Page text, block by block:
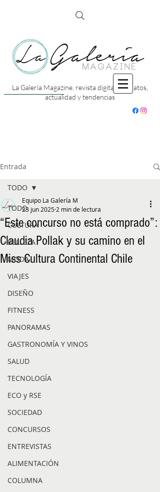
La Galería Magazine, revista digital con datos,
actualidad y tendencias
Entrada
TODO
CULTURA
BELLEZA
MODA
VIAJES
DISEÑO
FITNESS
PANORAMAS
GASTRONOMÍA Y VINOS
SALUD
TECNOLOGÍA
ECO y RSE
SOCIEDAD
CONCURSOS
ENTREVISTAS
ALIMENTACIÓN
COLUMNA
TODO
“Este concurso no está comprado”:
Claudia Pollak y su camino en el
Miss Cultura Continental Chile
Equipo La Galería M
23 jun 2025 2 min de lectura